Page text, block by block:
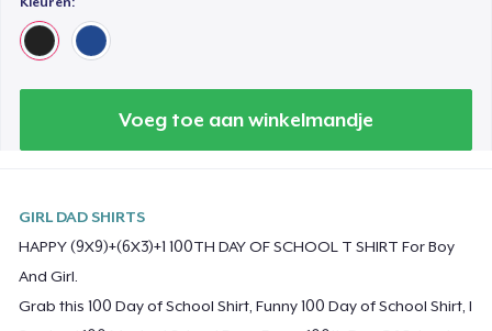
Voeg toe aan winkelmandje
GIRL DAD SHIRTS
HAPPY (9X9)+(6X3)+1 100TH DAY OF SCHOOL T SHIRT For Boy
And Girl.
Grab this 100 Day of School Shirt, Funny 100 Day of School Shirt, I